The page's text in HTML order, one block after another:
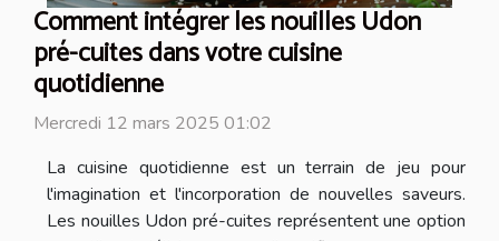
Comment intégrer les nouilles Udon
pré-cuites dans votre cuisine
quotidienne
Mercredi 12 mars 2025 01:02
La cuisine quotidienne est un terrain de jeu pour
l'imagination et l'incorporation de nouvelles saveurs.
Les nouilles Udon pré-cuites représentent une option